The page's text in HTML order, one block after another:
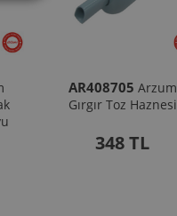
AR408705 Arzum
Gırgır Toz Haznesi
348 TL